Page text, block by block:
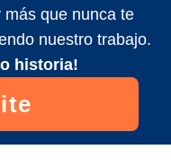
que nunca te
nuestro trabajo.
historia!